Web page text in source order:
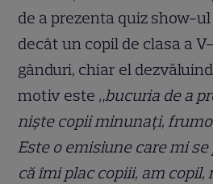
de a prezenta quiz show-
decât un copil de clasa a
gânduri, chiar el
motiv este „bucuria de a
niște copii minunați,
Este o emisiune care mi
că îmi plac copiii, am copil,